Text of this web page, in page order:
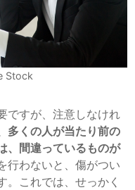
Stock
ですが、注意しなけれ
多くの人が当たり前の
、間違っているものが
行わないと、傷がつい
。これでは、せっかく